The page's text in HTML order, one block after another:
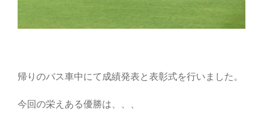
帰りのバス車中にて成績発表と表彰式を行いました。
今回の栄えある優勝は、、、